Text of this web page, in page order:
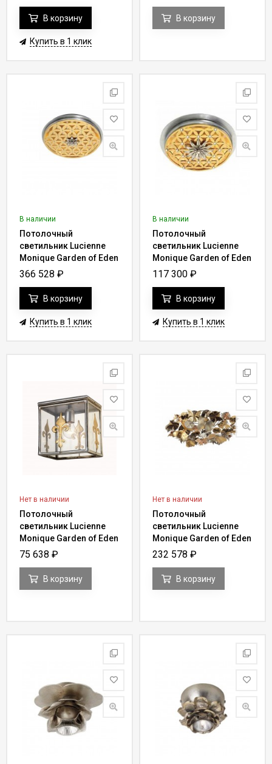
В корзину
Купить в 1 клик
В корзину
В наличии
Потолочный
светильник Lucienne
Monique Garden of Eden
Y 69
366 528 ₽
В корзину
Купить в 1 клик
В наличии
Потолочный
светильник Lucienne
Monique Garden of Eden
Y 70
117 300 ₽
В корзину
Купить в 1 клик
Нет в наличии
Потолочный
светильник Lucienne
Monique Garden of Eden
AX 155
75 638 ₽
В корзину
Нет в наличии
Потолочный
светильник Lucienne
Monique Garden of Eden
FG 122
232 578 ₽
В корзину